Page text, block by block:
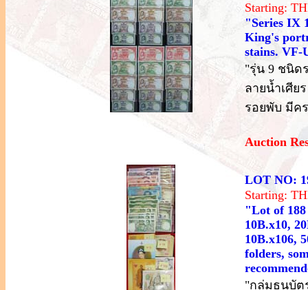
Starting:
"Series IX
King's
stains. VF-
"รุ่น 9 ชนิด
ลายน้ำเศีย
รอยพับ มีค
Auction
LOT NO:
Starting:
"Lot of
10B.x10,
10B.x106,
folders,
"กลุ่มธนบัต